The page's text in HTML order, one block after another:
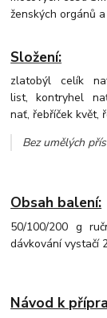
ženských orgánů
Složení:
zlatobýl celík
list, kontryhel
nať, řebříček květ,
Bez umělých
Obsah balení:
50/100/200 g
dávkování vystačí
Návod k